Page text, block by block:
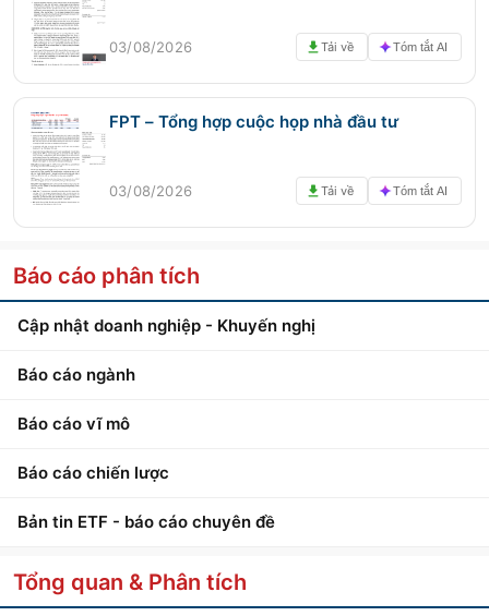
03/08/2026 Tải về Tóm tắt AI
FPT – Tổng hợp cuộc họp nhà đầu tư
03/08/2026 Tải về Tóm tắt AI
Báo cáo phân tích
Cập nhật doanh nghiệp - Khuyến nghị
Báo cáo ngành
Báo cáo vĩ mô
Báo cáo chiến lược
Bản tin ETF - báo cáo chuyên đề
Tổng quan & Phân tích